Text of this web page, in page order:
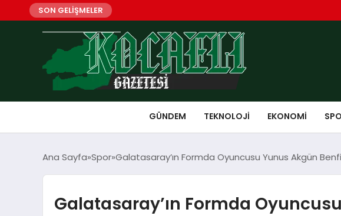
SON GELİŞMELER
GÜNDEM TEKNOLOJI EKONOMI
Ana Sayfa Spor Galatasaray’ın Formda Oyuncusu Yunus Akgün
Galatasaray’ın Formda